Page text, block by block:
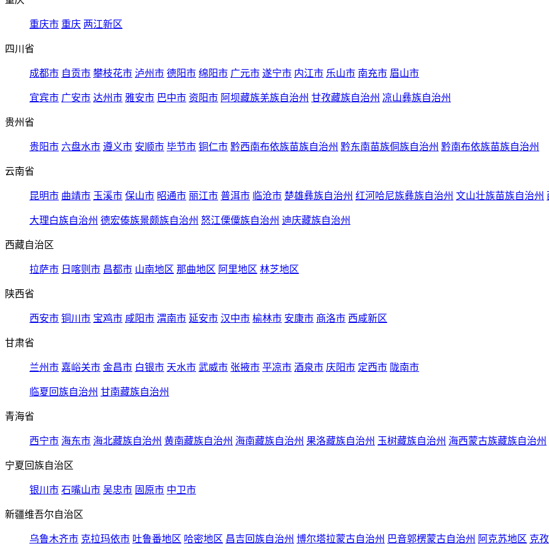
重庆市 重庆 两江新区
四川省
成都市 自贡市 攀枝花市 泸州市 德阳市 绵阳市 广元市 遂宁市 内江市 乐山市 南充市 眉山市
宜宾市 广安市 达州市 雅安市 巴中市 资阳市 阿坝藏族羌族自治州 甘孜藏族自治州 凉山彝族自治州
贵州省
贵阳市 六盘水市 遵义市 安顺市 毕节市 铜仁市 黔西南布依族苗族自治州 黔东南苗族侗族自治州 黔南布依族苗族自治州
云南省
昆明市 曲靖市 玉溪市 保山市 昭通市 丽江市 普洱市 临沧市 楚雄彝族自治州 红河哈尼族彝族自治州 文山壮族苗族自治州
大理白族自治州 德宏傣族景颇族自治州 怒江傈僳族自治州 迪庆藏族自治州
西藏自治区
拉萨市 日喀则市 昌都市 山南地区 那曲地区 阿里地区 林芝地区
陕西省
西安市 铜川市 宝鸡市 咸阳市 渭南市 延安市 汉中市 榆林市 安康市 商洛市 西咸新区
甘肃省
兰州市 嘉峪关市 金昌市 白银市 天水市 武威市 张掖市 平凉市 酒泉市 庆阳市 定西市 陇南市
临夏回族自治州 甘南藏族自治州
青海省
西宁市 海东市 海北藏族自治州 黄南藏族自治州 海南藏族自治州 果洛藏族自治州 玉树藏族自治州 海西蒙古族藏族自治州
宁夏回族自治区
银川市 石嘴山市 吴忠市 固原市 中卫市
新疆维吾尔自治区
乌鲁木齐市 克拉玛依市 吐鲁番地区 哈密地区 昌吉回族自治州 博尔塔拉蒙古自治州 巴音郭楞蒙古自治州 阿克苏地区 克